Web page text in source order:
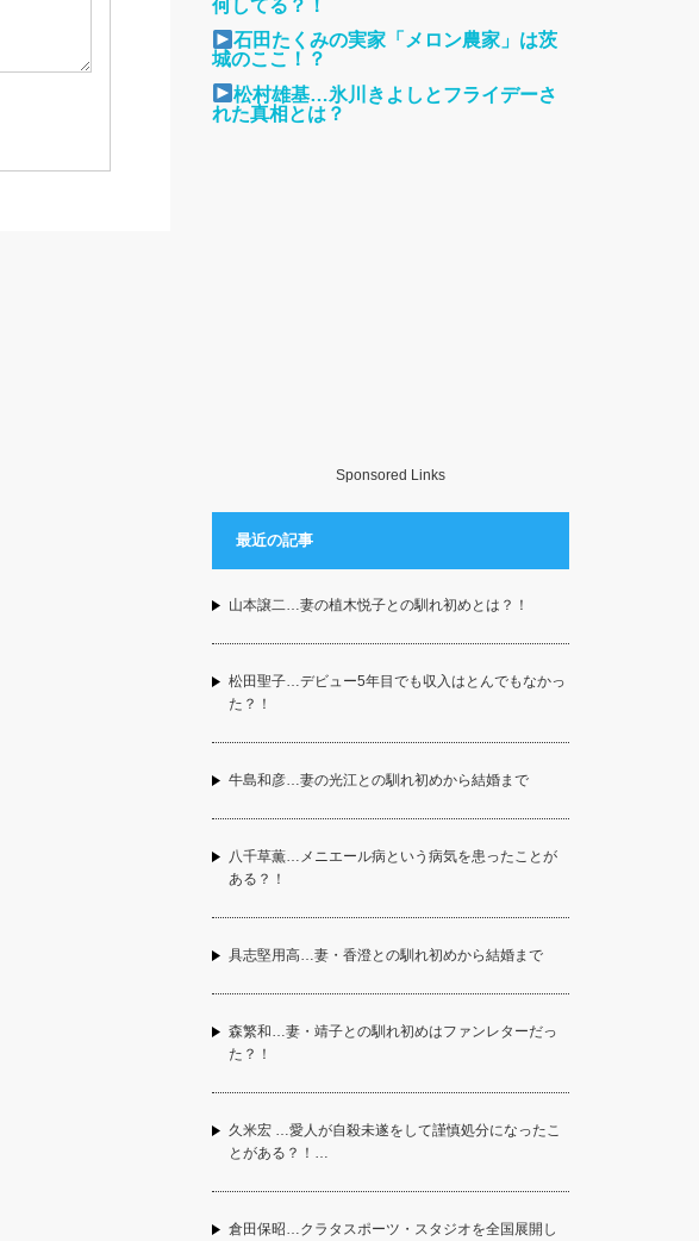
何してる？！
石田たくみの実家「メロン農家」は茨
城のここ！？
松村雄基…氷川きよしとフライデーさ
れた真相とは？
Sponsored Links
最近の記事
山本譲二…妻の植木悦子との馴れ初めとは？！
松田聖子…デビュー5年目でも収入はとんでもなかっ
た？！
牛島和彦…妻の光江との馴れ初めから結婚まで
八千草薫…メニエール病という病気を患ったことが
ある？！
具志堅用高…妻・香澄との馴れ初めから結婚まで
森繁和…妻・靖子との馴れ初めはファンレターだっ
た？！
久米宏 …愛人が自殺未遂をして謹慎処分になったこ
とがある？！…
倉田保昭…クラタスポーツ・スタジオを全国展開し